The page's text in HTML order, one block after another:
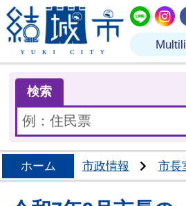
結城
検索
ホーム 市政情報 市長